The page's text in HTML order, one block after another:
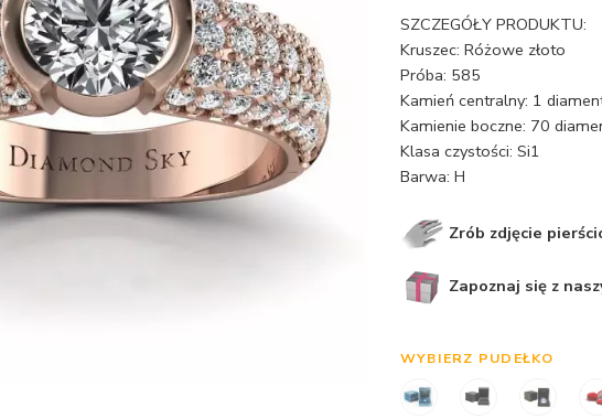
SZCZEGÓŁY PRODUKTU:
Kruszec: Różowe złoto
Próba: 585
Kamień centralny: 1
Kamienie boczne: 70
Klasa czystości: Si1
Barwa: H
Zrób zdjęcie
Zapoznaj się z
WYBIERZ PUDEŁKO